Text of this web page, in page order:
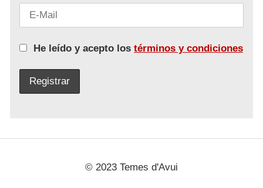
He leído y acepto los términos y condiciones
© 2023 Temes d'Avui